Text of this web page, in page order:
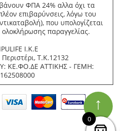
ΦΠΑ 24% αλλα όχι τα
επιβαρύνσεις, λόγω του
που υπολογίζεται
παραγγελίας.
Ι.Κ.Ε
Τ.Κ.12132
ΚΕ.ΦΟ.ΔΕ ΑΤΤΙΚΗΣ - ΓΕΜΗ:
↑
0